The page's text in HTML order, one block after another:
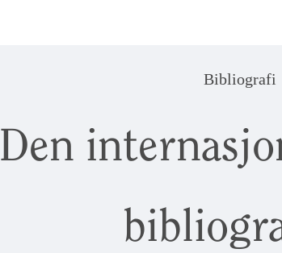
Bibliografi
Den